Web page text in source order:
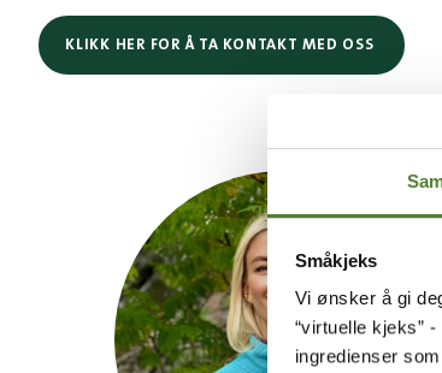
Småkjeks
Vi ønsker å gi
“virtuelle kjeks”
ingredienser
KLIKK HER FOR Å TA KONTAKT MED OSS